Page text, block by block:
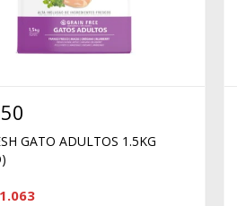
GATO ADULTOS 1.5KG
1.063